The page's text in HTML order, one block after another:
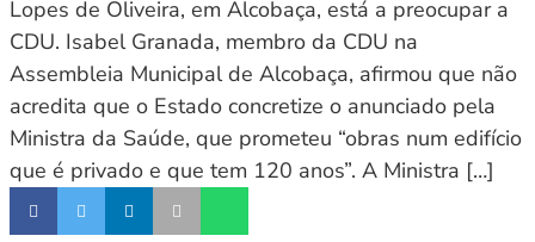
Lopes de Oliveira, em Alcobaça, está a preocupar a
CDU. Isabel Granada, membro da CDU na
Assembleia Municipal de Alcobaça, afirmou que não
acredita que o Estado concretize o anunciado pela
Ministra da Saúde, que prometeu “obras num edifício
que é privado e que tem 120 anos”. A Ministra […]